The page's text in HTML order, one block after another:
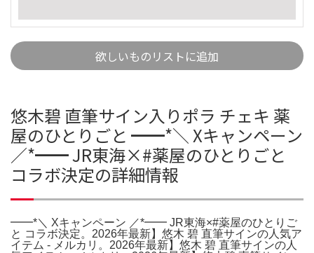
欲しいものリストに追加
悠木碧 直筆サイン入りポラ チェキ 薬
屋のひとりごと ━━*＼ Xキャンペーン
／*━━ JR東海×#薬屋のひとりごと
コラボ決定の詳細情報
━━*＼ Xキャンペーン ／*━━ JR東海×#薬屋のひとりご
と コラボ決定。2026年最新】悠木 碧 直筆サインの人気ア
イテム - メルカリ。2026年最新】悠木 碧 直筆サインの人